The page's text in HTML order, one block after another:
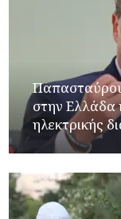
στην Ελλάδα
ηλεκτρικής